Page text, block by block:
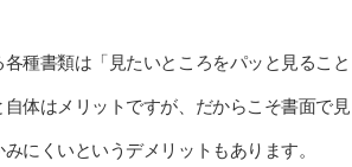
種書類は「見たいところをパッと見ること
体はメリットですが、だからこそ書面で見
にくいというデメリットもあります。